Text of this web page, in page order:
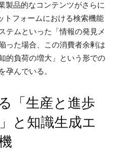
製品的なコンテンツがさらに
トフォームにおける検索機能
テムといった「情報の発見メ
った場合、この消費者余剰は
的負荷の増大」という形での
孕んでいる。
「生産と進歩
と知識生成エ